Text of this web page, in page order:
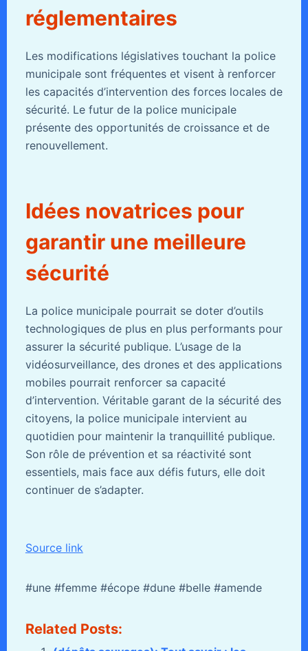
réglementaires
Les modifications législatives touchant la police
municipale sont fréquentes et visent à renforcer
les capacités d’intervention des forces locales de
sécurité. Le futur de la police municipale
présente des opportunités de croissance et de
renouvellement.
Idées novatrices pour
garantir une meilleure
sécurité
La police municipale pourrait se doter d’outils
technologiques de plus en plus performants pour
assurer la sécurité publique. L’usage de la
vidéosurveillance, des drones et des applications
mobiles pourrait renforcer sa capacité
d’intervention. Véritable garant de la sécurité des
citoyens, la police municipale intervient au
quotidien pour maintenir la tranquillité publique.
Son rôle de prévention et sa réactivité sont
essentiels, mais face aux défis futurs, elle doit
continuer de s’adapter.
Source link
#une #femme #écope #dune #belle #amende
Related Posts: